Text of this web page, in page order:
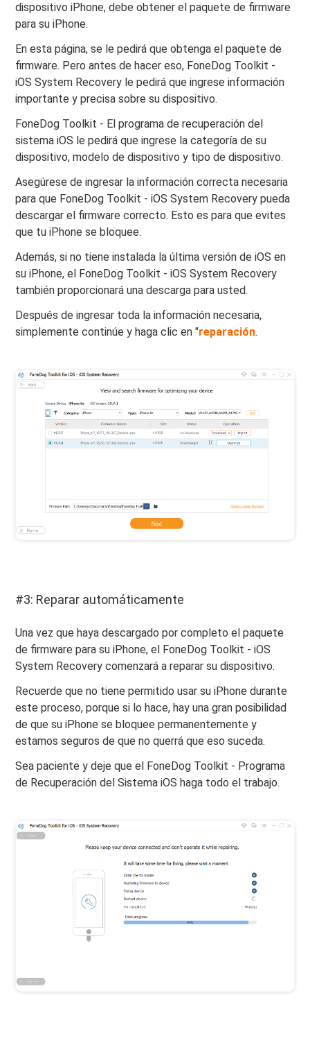
dispositivo iPhone, debe obtener el paquete de firmware
para su iPhone.
En esta página, se le pedirá que obtenga el paquete de
firmware. Pero antes de hacer eso, FoneDog Toolkit -
iOS System Recovery le pedirá que ingrese información
importante y precisa sobre su dispositivo.
FoneDog Toolkit - El programa de recuperación del
sistema iOS le pedirá que ingrese la categoría de su
dispositivo, modelo de dispositivo y tipo de dispositivo.
Asegúrese de ingresar la información correcta necesaria
para que FoneDog Toolkit - iOS System Recovery pueda
descargar el firmware correcto. Esto es para que evites
que tu iPhone se bloquee.
Además, si no tiene instalada la última versión de iOS en
su iPhone, el FoneDog Toolkit - iOS System Recovery
también proporcionará una descarga para usted.
Después de ingresar toda la información necesaria,
simplemente continúe y haga clic en "reparación.
#3: Reparar automáticamente
Una vez que haya descargado por completo el paquete
de firmware para su iPhone, el FoneDog Toolkit - iOS
System Recovery comenzará a reparar su dispositivo.
Recuerde que no tiene permitido usar su iPhone durante
este proceso, porque si lo hace, hay una gran posibilidad
de que su iPhone se bloquee permanentemente y
estamos seguros de que no querrá que eso suceda.
Sea paciente y deje que el FoneDog Toolkit - Programa
de Recuperación del Sistema iOS haga todo el trabajo.